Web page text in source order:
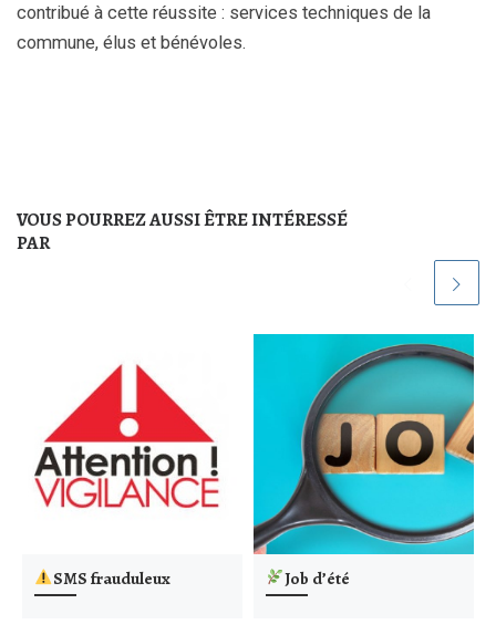
contribué à cette réussite : services techniques de la
commune, élus et bénévoles.
VOUS POURREZ AUSSI ÊTRE INTÉRESSÉ
PAR
SMS frauduleux Job d’été